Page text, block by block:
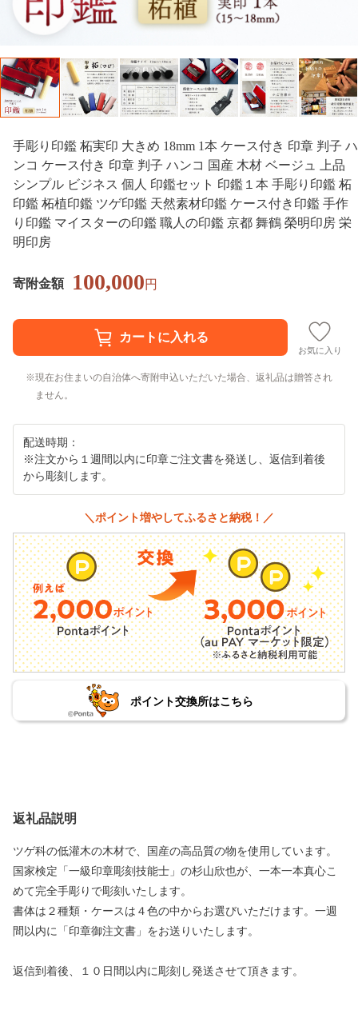
手彫り印鑑 柘実印 大きめ 18mm 1本 ケース付き 印章 判子 ハ
ンコ ケース付き 印章 判子 ハンコ 国産 木材 ベージュ 上品
シンプル ビジネス 個人 印鑑セット 印鑑１本 手彫り印鑑 柘
印鑑 柘植印鑑 ツゲ印鑑 天然素材印鑑 ケース付き印鑑 手作
り印鑑 マイスターの印鑑 職人の印鑑 京都 舞鶴 榮明印房 栄
明印房
寄附金額 100,000円
お気に入り
現在お住まいの自治体へ寄附申込いただいた場合、返礼品は贈答され
ません。
配送時期：
※注文から１週間以内に印章ご注文書を発送し、返信到着後
から彫刻します。
＼ポイント増やしてふるさと納税！／
ポイント交換所はこちら
返礼品説明
ツゲ科の低灌木の木材で、国産の高品質の物を使用しています。
国家検定「一級印章彫刻技能士」の杉山欣也が、一本一本真心こ
めて完全手彫りで彫刻いたします。
書体は２種類・ケースは４色の中からお選びいただけます。一週
間以内に「印章御注文書」をお送りいたします。
返信到着後、１０日間以内に彫刻し発送させて頂きます。